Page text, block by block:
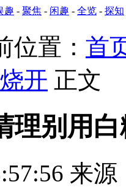
趣 - 聚焦 - 闲趣 - 全览 - 探知
位置： 首
开 正文
理别用
来源